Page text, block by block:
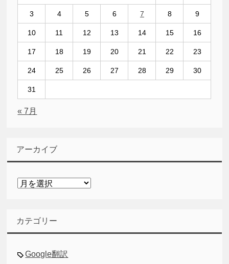
3 4 5 6 7 8 9
10 11 12 13 14 15 16
17 18 19 20 21 22 23
24 25 26 27 28 29 30
31
« 7月
アーカイブ
ア
ブ
カテゴリー
Google翻訳